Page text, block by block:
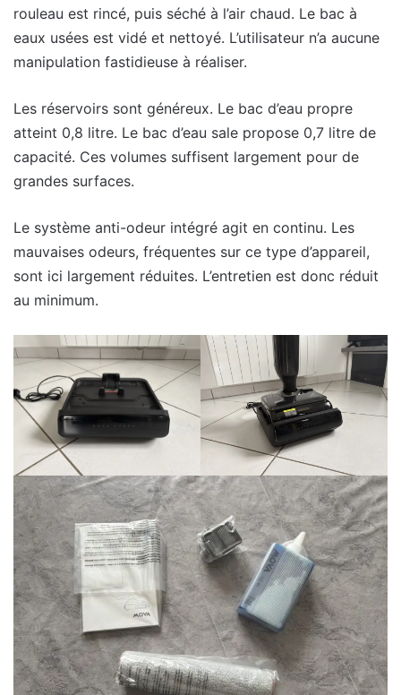
rouleau est rincé, puis séché à l’air chaud. Le bac à
eaux usées est vidé et nettoyé. L’utilisateur n’a aucune
manipulation fastidieuse à réaliser.
Les réservoirs sont généreux. Le bac d’eau propre
atteint 0,8 litre. Le bac d’eau sale propose 0,7 litre de
capacité. Ces volumes suffisent largement pour de
grandes surfaces.
Le système anti-odeur intégré agit en continu. Les
mauvaises odeurs, fréquentes sur ce type d’appareil,
sont ici largement réduites. L’entretien est donc réduit
au minimum.